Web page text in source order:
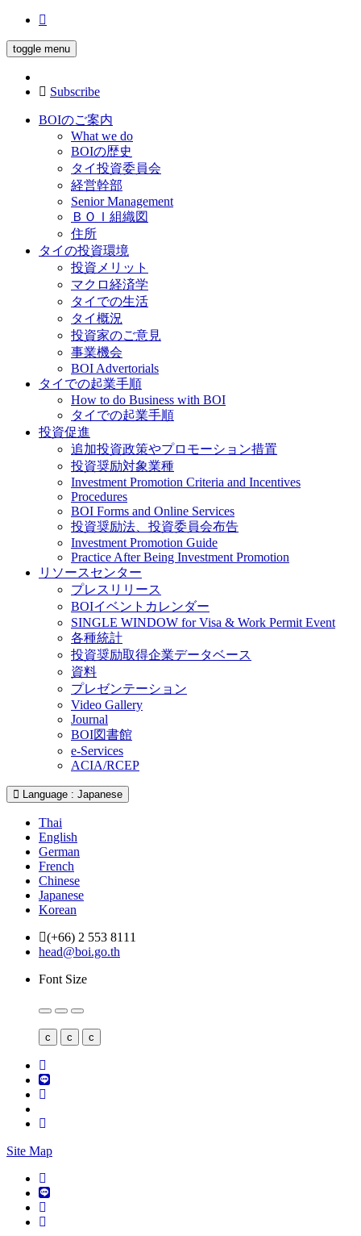
toggle menu
Subscribe
BOIのご案内
What we do
BOIの歴史
タイ投資委員会
経営幹部
Senior Management
ＢＯＩ組織図
住所
タイの投資環境
投資メリット
マクロ経済学
タイでの生活
タイ概況
投資家のご意見
事業機会
BOI Advertorials
タイでの起業手順
How to do Business with BOI
タイでの起業手順
投資促進
追加投資政策やプロモーション措置
投資奨励対象業種
Investment Promotion Criteria and Incentives
Procedures
BOI Forms and Online Services
投資奨励法、投資委員会布告
Investment Promotion Guide
Practice After Being Investment Promotion
リソースセンター
プレスリリース
BOIイベントカレンダー
SINGLE WINDOW for Visa & Work Permit Event
各種統計
投資奨励取得企業データベース
資料
プレゼンテーション
Video Gallery
Journal
BOI図書館
e-Services
ACIA/RCEP
Language : Japanese
Thai
English
German
French
Chinese
Japanese
Korean
(+66) 2 553 8111
head@boi.go.th
Font Size
c c c
Site Map